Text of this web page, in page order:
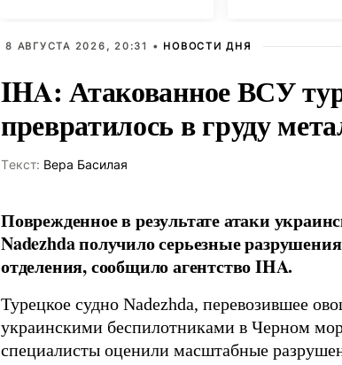
8 АВГУСТА 2026, 20:31 • НОВОСТИ ДНЯ
IHA: Атакованное ВСУ
превратилось в груду
Tекст: Вера Басилая
Поврежденное в результате атаки
Nadezhda получило серьезные
отделения, сообщило агентство IHA.
Турецкое судно Nadezhda, перевозившее
украинскими беспилотниками в Черном
специалисты оценили масштабные